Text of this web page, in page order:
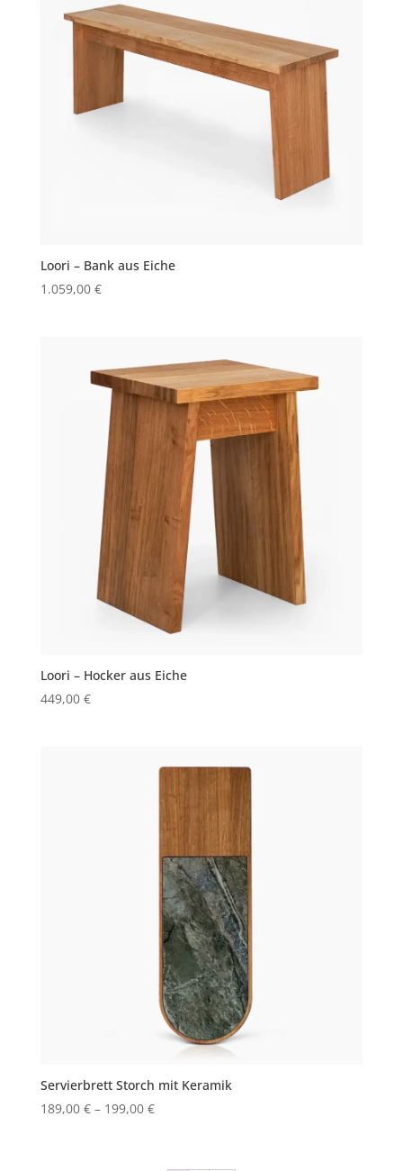
Loori – Bank aus Eiche
1.059,00 €
Loori – Hocker aus Eiche
449,00 €
Servierbrett Storch mit Keramik
189,00 €– 199,00 €